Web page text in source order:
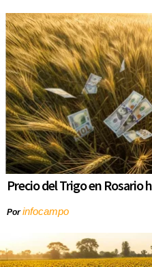
Precio del Trigo en Rosario
Porinfocampo